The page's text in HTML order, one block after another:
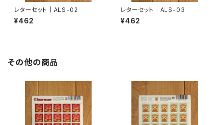
レターセット｜ALS-02
¥462
レターセット｜ALS-03
¥462
その他の商品